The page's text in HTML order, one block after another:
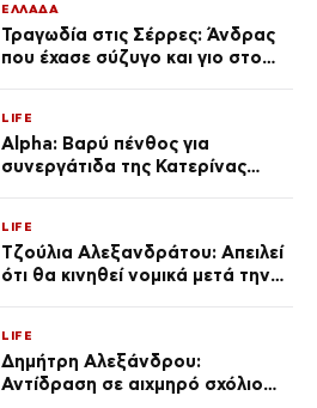
ΕΛΛΑΔΑ
Τραγωδία στις Σέρρες: Άνδρας
που έχασε σύζυγο και γιο στο
LIFE
Alpha: Βαρύ πένθος για
συνεργάτιδα της Κατερίνας
του Θεού»
LIFE
Τζούλια Αλεξανδράτου: Απειλεί
ότι θα κινηθεί νομικά μετά την
LIFE
Δημήτρη Αλεξάνδρου:
Αντίδραση σε αιχμηρό σχόλιο